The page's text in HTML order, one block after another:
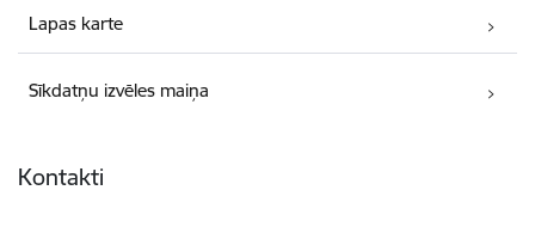
Lapas karte
Sīkdatņu izvēles maiņa
Kontakti